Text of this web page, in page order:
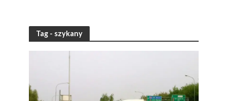
Tag - szykany